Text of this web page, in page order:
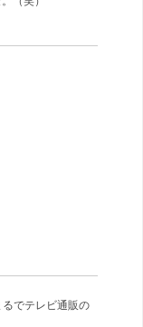
でテレビ通販の